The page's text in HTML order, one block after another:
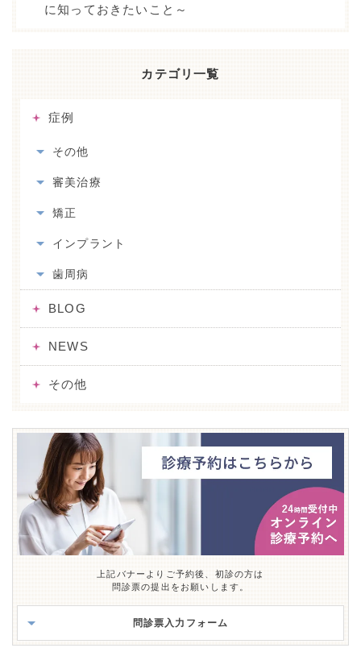
に知っておきたいこと～
カテゴリ一覧
症例
その他
審美治療
矯正
インプラント
歯周病
BLOG
NEWS
その他
上記バナーよりご予約後、初診の方は
問診票の提出をお願いします。
問診票入力フォーム